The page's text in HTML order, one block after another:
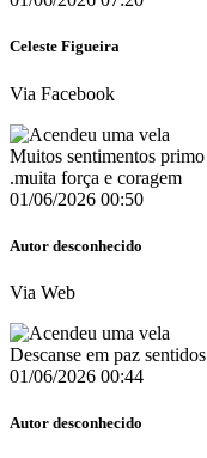
Celeste Figueira
Via Facebook
Muitos sentimentos
.muita força e coragem
01/06/2026 00:50
Autor desconhecido
Via Web
Descanse em paz
01/06/2026 00:44
Autor desconhecido